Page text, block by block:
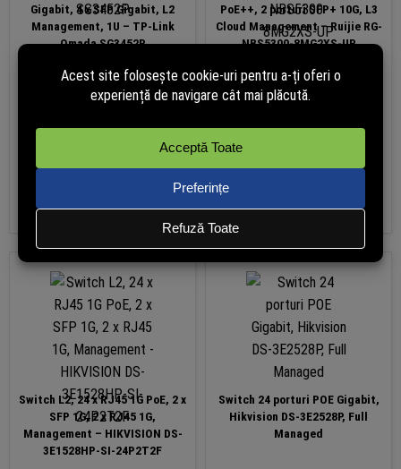
Gigabit, 4 x SFP Gigabit, L2
Management, 1U – TP-Link
Omada SG3452P
3.516,24lei
În stoc
Adaugă în coș
PoE++, 2 porturi SFP+ 10G, L3
Cloud Management – Ruijie RG-
NBS5300-8MG2XS-UP
3.604,11lei
În stoc
Adaugă în coș
Switch L2, 24 x RJ45 1G PoE, 2 x
SFP 1G, 2 x RJ45 1G,
Management – HIKVISION DS-
3E1528HP-SI-24P2T2F
Switch 24 porturi POE Gigabit,
Hikvision DS-3E2528P, Full
Managed